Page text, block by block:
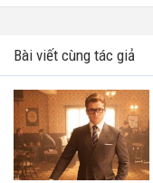
Bài viết cùng tác giả